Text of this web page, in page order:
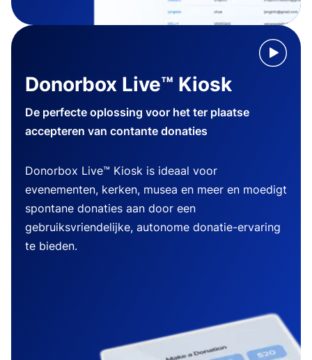
Donorbox Live™ Kiosk
De perfecte oplossing voor het ter plaatse
accepteren van contante donaties
Donorbox Live™ Kiosk is ideaal voor
evenementen, kerken, musea en meer en moedigt
spontane donaties aan door een
gebruiksvriendelijke, autonome donatie-ervaring
te bieden.